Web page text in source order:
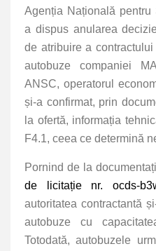
Agenția Națională pentru
a dispus anularea
de atribuire a
autobuze companiei
ANSC, operatorul
și-a confirmat, prin
la ofertă, informația
F4.1, ceea ce determină
Pornind de la
de licitație nr. ocds-
autoritatea contractantă
autobuze cu
Totodată, autobuzele